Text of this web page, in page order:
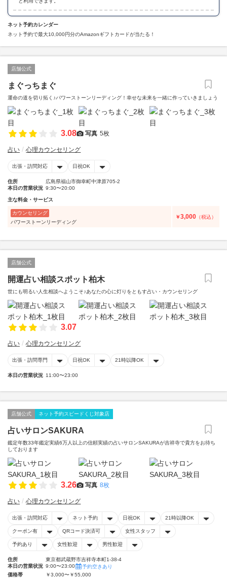
ネット予約カレンダー
ネット予約で最大10,000円分のAmazonギフトカードが当たる！
店舗公式
まぐっちまぐ
運命の道を切り拓く♪パワーストーンリーディング！幸せな未来を一緒に作っていきましょう
3.08 写真 5枚
占い 心理カウンセリング
出張・訪問対応 日祝OK
住所
広島県福山市御幸町中津原705-2
本日の営業状況 9:30〜20:00
主な料金・サービス
カウンセリング
パワーストーンリーディング
￥3,000 （税込）
店舗公式
開運占い相談スポット柏木
世にも明るい人生相談へようこそ♪あなたの心に灯りをともす占い・カウンセリング
3.07
占い 心理カウンセリング
出張・訪問専門 日祝OK 21時以降OK
本日の営業状況 11:00〜23:00
店舗公式 ネット予約スピードくじ対象店
占いサロンSAKURA
鑑定年数33年鑑定実績6万人以上の信頼実績の占いサロンSAKURAが吉祥寺で貴方をお待ち
しております
3.26 写真 8枚
占い 心理カウンセリング
出張・訪問対応 ネット予約 日祝OK 21時以降OK
クーポン有 QRコード決済可 女性スタッフ
予約あり 女性歓迎 男性歓迎
住所
東京都武蔵野市吉祥寺本町1-38-4
本日の営業状況 9:00〜23:00
予約空きあり
価格帯
￥3,000〜￥55,000